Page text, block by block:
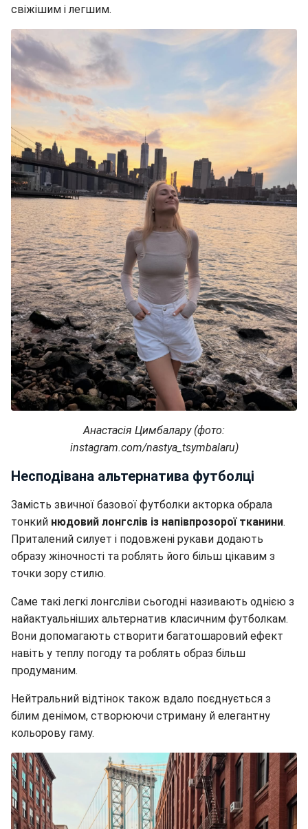
свіжішим і легшим.
Анастасія Цимбалару (фото:
instagram.com/nastya_tsymbalaru)
Несподівана альтернатива футболці
Замість звичної базової футболки акторка обрала
тонкий нюдовий лонгслів із напівпрозорої тканини.
Приталений силует і подовжені рукави додають
образу жіночності та роблять його більш цікавим з
точки зору стилю.
Саме такі легкі лонгсліви сьогодні називають однією з
найактуальніших альтернатив класичним футболкам.
Вони допомагають створити багатошаровий ефект
навіть у теплу погоду та роблять образ більш
продуманим.
Нейтральний відтінок також вдало поєднується з
білим денімом, створюючи стриману й елегантну
кольорову гаму.